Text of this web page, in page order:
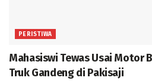
PERISTIWA
Mahasiswi Tewas Usai Motor
Truk Gandeng di Pakisaji